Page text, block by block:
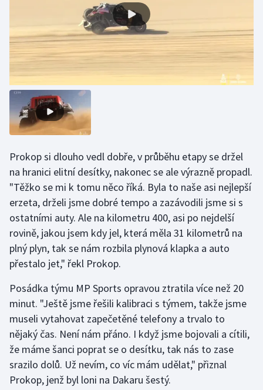
Olympijské hry
Parasport
Plavání
Plážový volejbal
Ragby
Rychlobruslení
Rychlostní kanoistika
Short track
Sportovní střelba
Stolní tenis
Triatlon
Veslování
Vodní slalom
Prokop si dlouho vedl dobře, v průběhu etapy se držel
na hranici elitní desítky, nakonec se ale výrazně propadl.
"Těžko se mi k tomu něco říká. Byla to naše asi nejlepší
erzeta, drželi jsme dobré tempo a zazávodili jsme si s
ostatními auty. Ale na kilometru 400, asi po nejdelší
rovině, jakou jsem kdy jel, která měla 31 kilometrů na
plný plyn, tak se nám rozbila plynová klapka a auto
přestalo jet," řekl Prokop.
Posádka týmu MP Sports opravou ztratila více než 20
minut. "Ještě jsme řešili kalibraci s týmem, takže jsme
museli vytahovat zapečetěné telefony a trvalo to
nějaký čas. Není nám přáno. I když jsme bojovali a cítili,
že máme šanci poprat se o desítku, tak nás to zase
srazilo dolů. Už nevím, co víc mám udělat," přiznal
Prokop, jenž byl loni na Dakaru šestý.